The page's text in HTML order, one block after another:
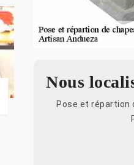
Nous
Pose et répartion